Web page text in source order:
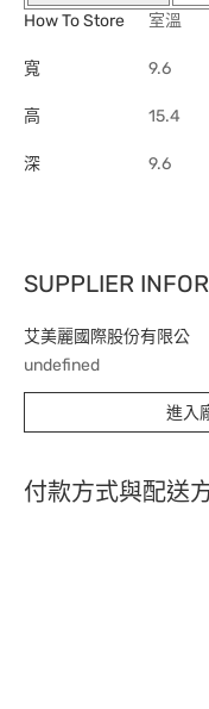
How To Store
室溫
寬 9.6
高 15.4
深 9.6
SUPPLIER
艾美麗國際股份有限公
undefined
進入
付款方式與配送